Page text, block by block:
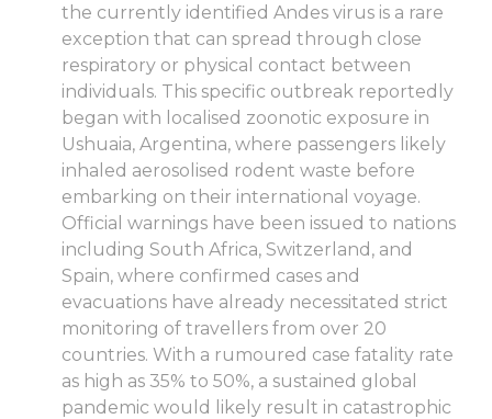
the currently identified Andes virus is a rare
exception that can spread through close
respiratory or physical contact between
individuals. This specific outbreak reportedly
began with localised zoonotic exposure in
Ushuaia, Argentina, where passengers likely
inhaled aerosolised rodent waste before
embarking on their international voyage.
Official warnings have been issued to nations
including South Africa, Switzerland, and
Spain, where confirmed cases and
evacuations have already necessitated strict
monitoring of travellers from over 20
countries. With a rumoured case fatality rate
as high as 35% to 50%, a sustained global
pandemic would likely result in catastrophic